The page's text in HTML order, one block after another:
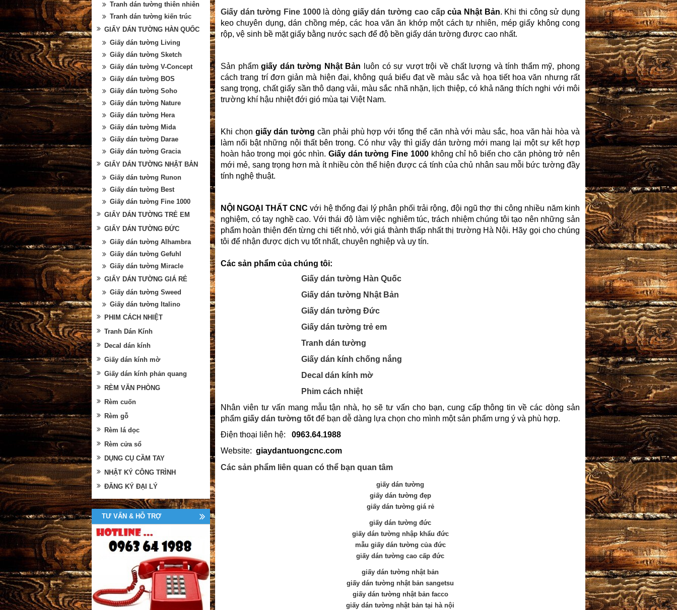
Giấy dán tường Fine 1000là dòng giấy dán tường cao cấp của Nhật Bản. Khi thi công sử dụng
keo chuyên dụng, dán chồng mép, các hoa văn ăn khớp một cách tự nhiên, mép giấy không cong
rộp, vệ sinh bề mặt giấy bằng nước sạch để độ bền giấy dán tường được cao nhất.
Sản phẩmgiấy dán tường Nhật Bản luôn có sự vượt trội về chất lượng và tính thẩm mỹ, phong
cách trang trí đơn giản mà hiện đại, không quá biểu đạt về màu sắc và họa tiết hoa văn nhưng rất
sang trọng, chất giấy sần thô dạng vải, màu sắc nhã nhặn, lịch thiệp, có khả năng thích nghi với môi
trường khí hậu nhiệt đới gió mùa tại Việt Nam.
Khi chọn giấy dán tường cần phải phù hợp với tổng thể căn nhà với màu sắc, hoa văn hài hòa và
làm nổi bật những nội thất bên trong. Có như vậy thì giấy dán tường mới mang lại một sự kết hợp
hoàn hảo trong mọi góc nhìn.Giấy dán tường Fine 1000không chỉ hô biến cho căn phòng trở nên
mới mẻ, sang trọng hơn mà ít nhiều còn thể hiện được cá tính của chủ nhân sau mỗi bức tường đầy
tính nghệ thuật.
NỘI NGOẠI THẤT CNC với hệ thống đại lý phân phối trải rộng, đội ngũ thợ thi công nhiều năm kinh
nghiệm, có tay nghề cao. Với thái độ làm việc nghiêm túc, trách nhiệm chúng tôi tạo nên những sản
phẩm hoàn thiện đến từng chi tiết nhỏ, với giá thành thấp nhất thị trường Hà Nội. Hãy gọi cho chúng
tôi để nhận được dịch vụ tốt nhất, chuyên nghiệp và uy tín.
Các sản phẩm của chúng tôi:
Giấy dán tường Hàn Quốc
Giấy dán tường Nhật Bản
Giấy dán tường Đức
Giấy dán tường trẻ em
Tranh dán tường
Giấy dán kính chống nắng
Decal dán kính mờ
Phim cách nhiệt
Nhân viên tư vấn mang mẫu tận nhà, họ sẽ tư vấn cho bạn, cung cấp thông tin về các dòng sản
phẩm giấy dán tường tốt để bạn dễ dàng lựa chọn cho mình một sản phẩm ưng ý và phù hợp.
Điện thoại liên hệ: 0963.64.1988
Website: giaydantuongcnc.com
Các sản phẩm liên quan có thể bạn quan tâm
giấy dán tường
giấy dán tường đẹp
giấy dán tường giá rẻ
giấy dán tường đức
giấy dán tường nhập khẩu đức
mẫu giấy dán tường của đức
giấy dán tường cao cấp đức
giấy dán tường nhật bản
giấy dán tường nhật bản sangetsu
giấy dán tường nhật bản facco
giấy dán tường nhật bản tại hà nội
Tranh dán tường thiên nhiên
Tranh dán tường kiến trúc
GIẤY DÁN TƯỜNG HÀN QUỐC
Giấy dán tường Living
Giấy dán tường Sketch
Giấy dán tường V-Concept
Giấy dán tường BOS
Giấy dán tường Soho
Giấy dán tường Nature
Giấy dán tường Hera
Giấy dán tường Mida
Giấy dán tường Darae
Giấy dán tường Gracia
GIẤY DÁN TƯỜNG NHẬT BẢN
Giấy dán tường Runon
Giấy dán tường Best
Giấy dán tường Fine 1000
GIẤY DÁN TƯỜNG TRẺ EM
GIẤY DÁN TƯỜNG ĐỨC
Giấy dán tường Alhambra
Giấy dán tường Gefuhl
Giấy dán tường Miracle
GIẤY DÁN TƯỜNG GIÁ RẺ
Giấy dán tường Sweed
Giấy dán tường Italino
PHIM CÁCH NHIỆT
Tranh Dán Kính
Decal dán kính
Giấy dán kính mờ
Giấy dán kính phản quang
RÈM VĂN PHÒNG
Rèm cuốn
Rèm gỗ
Rèm lá dọc
Rèm cửa sổ
DỤNG CỤ CẦM TAY
NHẬT KÝ CÔNG TRÌNH
ĐĂNG KÝ ĐẠI LÝ
TƯ VẤN & HỖ TRỢ